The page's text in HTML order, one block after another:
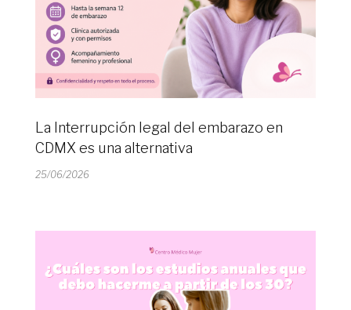
La Interrupción legal del embarazo en
CDMX es una alternativa
25/06/2026